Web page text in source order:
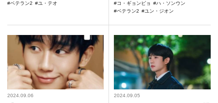
ベテラン2 ユ・テオ コ・ギョンピョ
ハ・ソンウン
ベテラン2
ユン・ジオン
2024.09.06 2024.09.05